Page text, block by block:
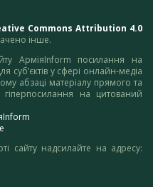
Commons Attribution 4.0
інше.
АрміяInform посилання на
суб’єктів у сфері онлайн-медіа
абзаці матеріалу прямого та
на цитований
сайту надсилайте на адресу: